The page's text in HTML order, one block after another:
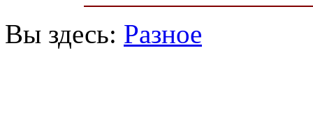
Вы здесь: Разное